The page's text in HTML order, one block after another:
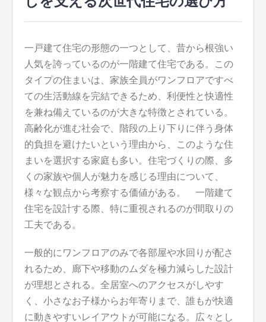
一戸建て住宅の形態の一つとして、昔から根強い
人気を誇っているのが一階建て住宅である。
この
タイプの住まいは、家族全員がワンフロアですべ
ての生活動線を完結できるため、利便性と快適性
を兼ね備えているのが大きな特徴とされている。
高齢化が進む社会で、階段の上り下りに伴う身体
的負担を避けたいという理由から、このような住
まいを選択する家庭も多い。住宅づくりの際、多
くの家族や個人が魅力を感じる理由について、
様々な観点から考察する価値がある。 一階建て
住宅を設計する際、特に重視されるのが間取りの
工夫である。
一般的にワンフロアのみで各部屋や水回りが配さ
れるため、廊下や移動のムダを極力減らした設計
が理想とされる。全居室へのアクセスがしやす
く、小さなお子様からお年寄りまで、誰もが快適
に動きやすいレイアウトが可能になる。広々とし